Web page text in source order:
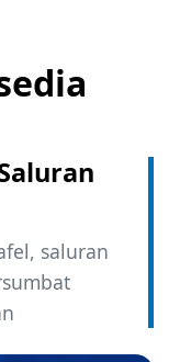
saluran